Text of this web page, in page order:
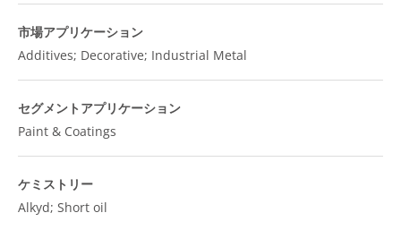
市場アプリケーション
Additives; Decorative; Industrial Metal
セグメントアプリケーション
Paint & Coatings
ケミストリー
Alkyd; Short oil